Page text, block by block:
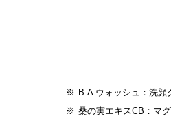
B.A ウォッシュ：洗顔
桑の実エキスCB：マ